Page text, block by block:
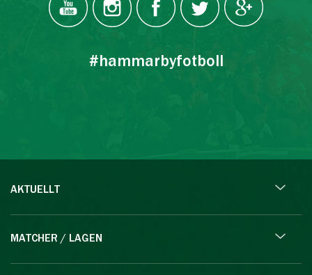
#hammarbyfotboll
AKTUELLT
MATCHER / LAGEN